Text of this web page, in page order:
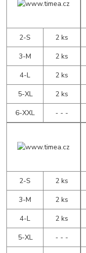
2-S
2 ks
3-M
2 ks
4-L
2 ks
5-XL
2 ks
6-XXL
- - -
2-S
2 ks
3-M
2 ks
4-L
2 ks
5-XL
- - -